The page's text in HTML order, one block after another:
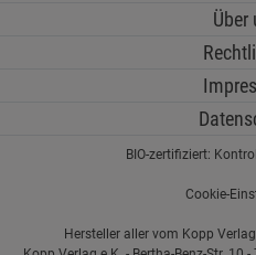
Über
BIO-zertifiziert:
Cookie-
Hersteller aller vom Kopp